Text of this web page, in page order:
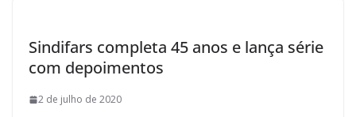
Sindifars completa 45 anos e lança série
com depoimentos
2 de julho de 2020